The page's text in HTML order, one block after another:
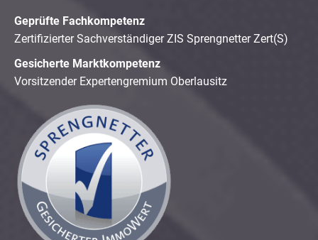
Geprüfte Fachkompetenz
Zertifizierter Sachverständiger ZIS Sprengnetter Zert(S)
Gesicherte Marktkompetenz
Vorsitzender Expertengremium Oberlausitz